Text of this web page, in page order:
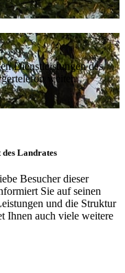
Dienstleistungen des
weiter.
Landrates
Besucher dieser
Sie auf seinen
und die Struktur
Ihnen auch viele weitere